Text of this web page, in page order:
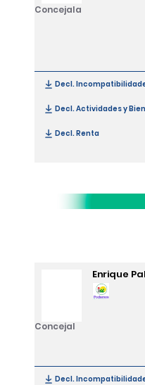
Concejala
Decl.
Decl. Actividades y
Decl. Renta[Carmen
Enrique
Concejal
Decl.